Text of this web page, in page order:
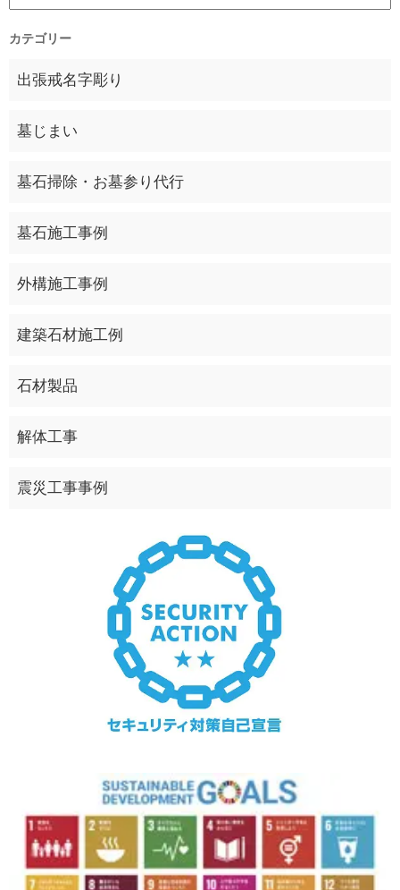
カテゴリー
出張戒名字彫り
墓じまい
墓石掃除・お墓参り代行
墓石施工事例
外構施工事例
建築石材施工例
石材製品
解体工事
震災工事事例